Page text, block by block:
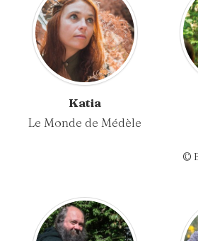
Katia
Le Monde de Médèle
©